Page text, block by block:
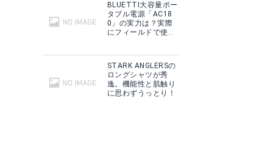
BLUETTI大容量ポー
タブル電源「AC18
0」の実力は？実際
にフィールドで使用
STARK ANGLERSの
ロングシャツが秀
逸。機能性と肌触り
に思わずうっとり！